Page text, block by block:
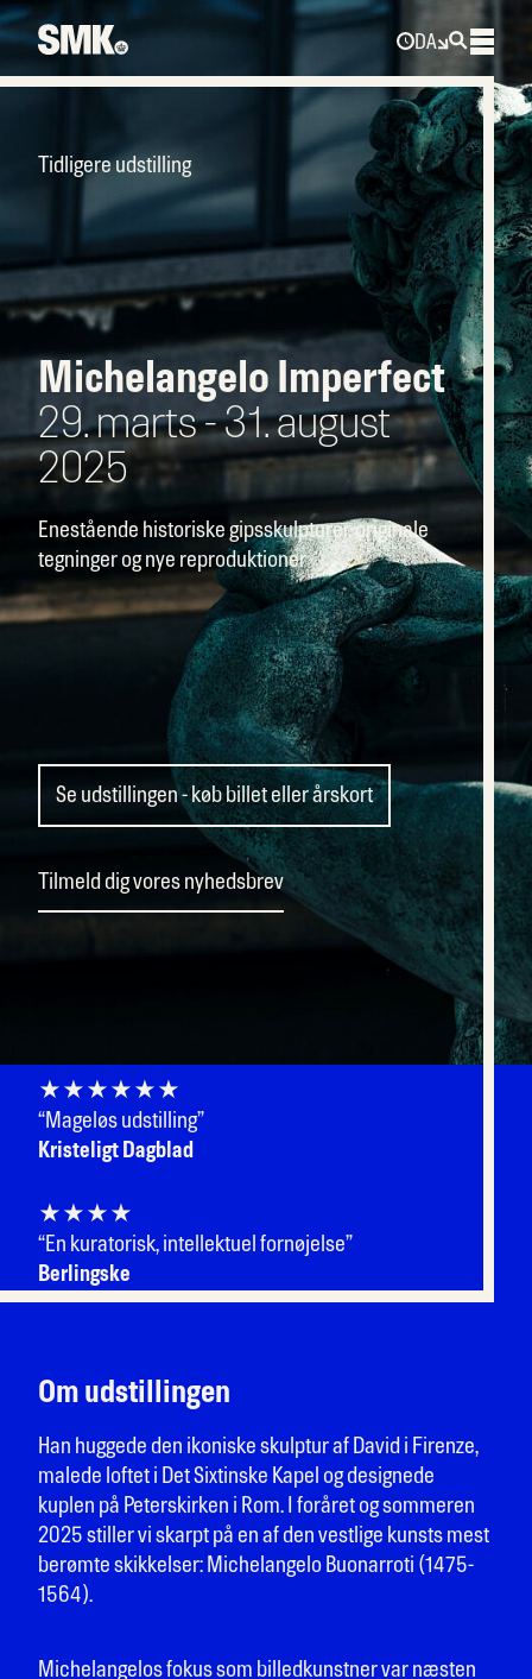
DA
Tidligere udstilling
Michelangelo Imperfect
29. marts - 31. august
2025
Enestående historiske gipsskulpturer, originale
tegninger og nye reproduktioner
Se udstillingen - køb billet eller årskort
Tilmeld dig vores nyhedsbrev
★★★★★★
“Mageløs udstilling”
Kristeligt Dagblad
★★★★
“En kuratorisk, intellektuel fornøjelse”
Berlingske
Om udstillingen
Han huggede den ikoniske skulptur af David i Firenze,
malede loftet i Det Sixtinske Kapel og designede
kuplen på Peterskirken i Rom. I foråret og sommeren
2025 stiller vi skarpt på en af den vestlige kunsts mest
berømte skikkelser: Michelangelo Buonarroti (1475-
1564).
Michelangelos fokus som billedkunstner var næsten